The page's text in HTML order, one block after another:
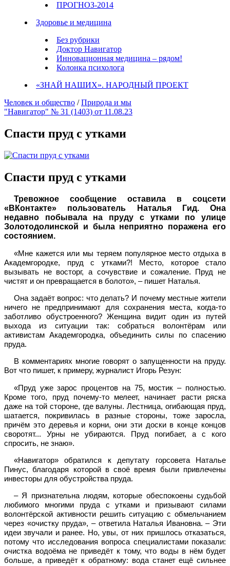
ПРОГНОЗ-2014
Здоровье и медицина
Без рубрики
Доктор Навигатор
Инновационная медицина – рядом!
Колонка психолога
«ЗНАЙ НАШИХ». НАРОДНЫЙ ПРОЕКТ
Человек и общество /Природа и мы
"Навигатор" № 31 (1403) от 11.08.23
Спасти пруд с утками
Спасти пруд с утками
Тревожное сообщение оставила в соцсети
«ВКонтакте» пользователь Наталья Гид. Она
недавно побывала на пруду с утками по улице
Золотодолинской и была неприятно поражена его
состоянием.
«Мне кажется или мы теряем популярное место отдыха в
Академгородке, пруд с утками?! Место, которое стало
вызывать не восторг, а сочувствие и сожаление. Пруд не
чистят и он превращается в болото», – пишет Наталья.
Она задаёт вопрос: что делать? И почему местные жители
ничего не предпринимают для сохранения места, когда-то
заботливо обустроенного? Женщина видит один из путей
выхода из ситуации так: собраться волонтёрам или
активистам Академгородка, объединить силы по спасению
пруда.
В комментариях многие говорят о запущенности на пруду.
Вот что пишет, к примеру, журналист Игорь Резун:
«Пруд уже зарос процентов на 75, мостик – полностью.
Кроме того, пруд почему-то мелеет, начинает расти ряска
даже на той стороне, где валуны. Лестница, огибающая пруд,
шатается, покривилась в разные стороны, тоже заросла,
причём это деревья и корни, они эти доски в конце концов
своротят... Урны не убираются. Пруд погибает, а с кого
спросить, не знаю».
«Навигатор» обратился к депутату горсовета Наталье
Пинус, благодаря которой в своё время были привлечены
инвесторы для обустройства пруда.
– Я признательна людям, которые обеспокоены судьбой
любимого многими пруда с утками и призывают силами
волонтёрской активности решить ситуацию с обмельчанием
через «очистку пруда», – ответила Наталья Ивановна. – Эти
идеи звучали и ранее. Но, увы, от них пришлось отказаться,
потому что исследования вопроса специалистами показали:
очистка водоёма не приведёт к тому, что воды в нём будет
больше, а приведёт к обратному: вода станет ещё сильнее